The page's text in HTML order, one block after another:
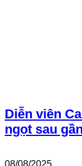
Diễn viên
ngọt sau
08/08/2025